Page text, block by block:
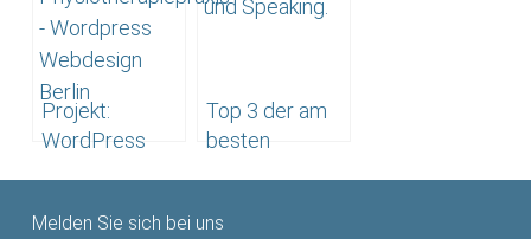
Werbeagentur
hatzak aus
Berlin
Wenske
Projekt:
WordPress
Physiotherapie
Top 3 der am
besten
Berlins laut
Melden Sie sich bei uns